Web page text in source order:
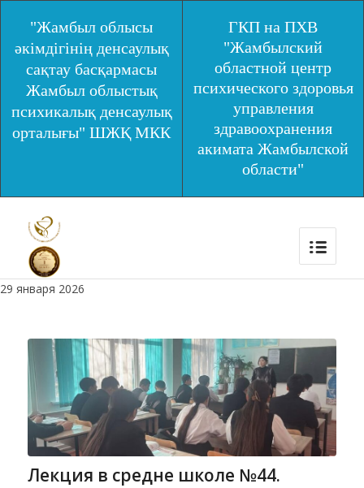
"Жамбыл облысы
әкімдігінің денсаулық
сақтау басқармасы
Жамбыл облыстық
психикалық денсаулық
орталығы" ШЖҚ МКК
ГКП на ПХВ
"Жамбылский
областной центр
психического здоровья
управления
здравоохранения
акимата Жамбылской
области"
29 января 2026
Лекция в средне школе №44.